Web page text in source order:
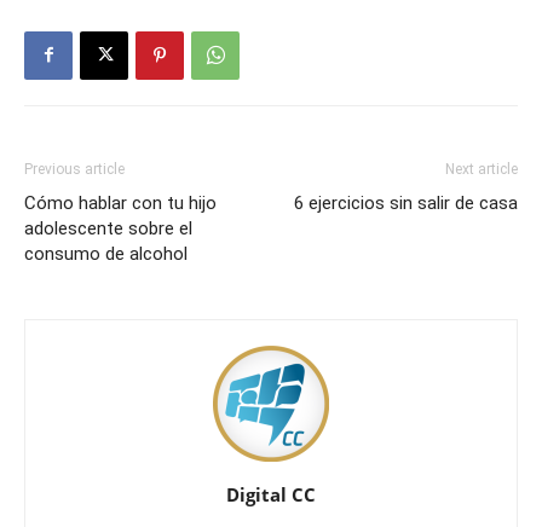
Previous article
Cómo hablar con tu hijo
adolescente sobre el
consumo de alcohol
Next article
6 ejercicios sin salir de casa
Digital CC